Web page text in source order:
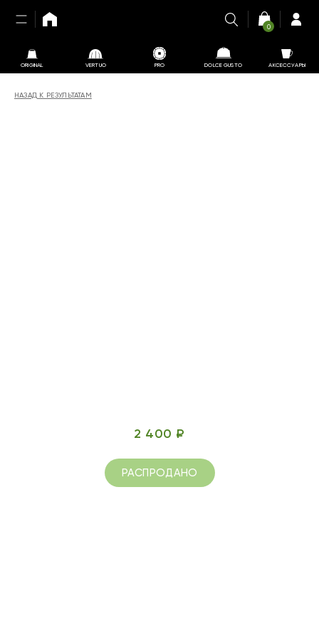
ORIGINAL VERTUO PRO DOLCE GUSTO АКСЕССУАРЫ
0
НАЗАД К РЕЗУЛЬТАТАМ
2 400 ₽
РАСПРОДАНО